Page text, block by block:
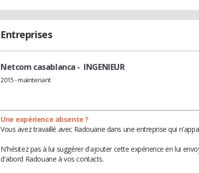
Entreprises
Netcom casablanca - INGENIEUR
2015 - maintenant
Une expérience absente ?
Vous avez travaillé avec Radouane dans une entreprise qui
N'hésitez pas à lui suggérer d'ajouter cette expérience en lui
d'abord Radouane à vos contacts.